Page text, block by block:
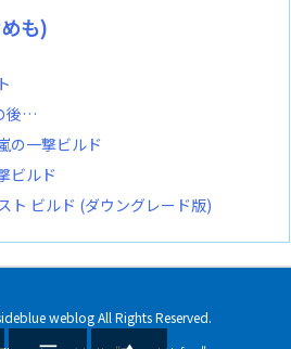
も)
後…
の一撃ビルド
ビルド
ト ビルド (ダウングレード版)
weblogAll Rights Reserved.